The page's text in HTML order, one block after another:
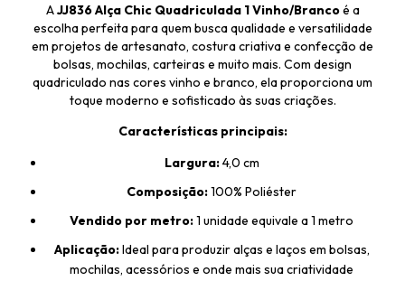
AJJ836 Alça Chic Quadriculada 1 Vinho/Brancoé a
escolha perfeita para quem busca qualidade e versatilidade
em projetos de artesanato, costura criativa e confecção de
bolsas, mochilas, carteiras e muito mais. Com design
quadriculado nas cores vinho e branco, ela proporciona um
toque moderno e sofisticado às suas criações.
Características principais:
Largura:4,0 cm
Composição:100% Poliéster
Vendido por metro:1 unidade equivale a 1 metro
Aplicação:Ideal para produzir alças e laços em bolsas,
mochilas, acessórios e onde mais sua criatividade